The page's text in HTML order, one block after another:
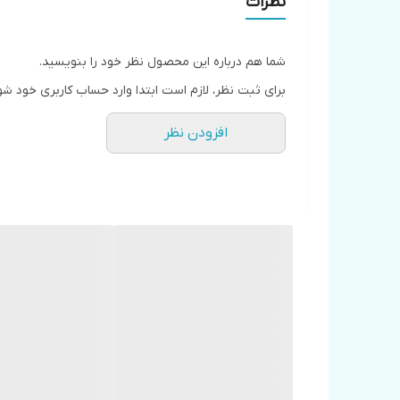
شما هم درباره این محصول نظر خود را بنویسید.
برای ثبت نظر، لازم است ابتدا وارد حساب کاربری خود
افزودن نظر